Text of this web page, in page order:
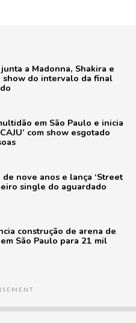
a Madonna, Shakira e
show do intervalo da final
em São Paulo e inicia
com show esgotado
nove anos e lança ‘Street
single do aguardado
construção de arena de
São Paulo para 21 mil